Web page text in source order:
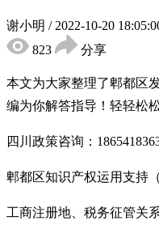
谢小明 / 2022-10-20
823
分享
本文为大家整理了郫都区
编为你解答指导！轻轻松
四川政策咨询：
郫都区知识产权运用支持
工商注册地、税务征管关